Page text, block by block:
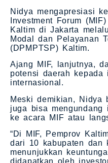
Nidya mengapresiasi
Investment Forum
Kaltim di Jakarta
Modal dan Pelayanan
(DPMPTSP) Kaltim.
Ajang MIF, lanjutnya,
potensi daerah kepada
internasional.
Meski demikian, Nidya
juga bisa
ke acara MIF atau
“Di MIF, Pemprov
dari 10 kabupaten dan
menunjukkan
didapatkan oleh